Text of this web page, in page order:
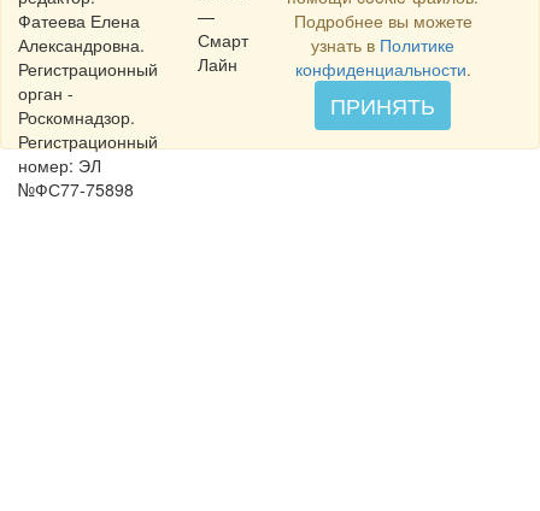
Фатеева Елена
Александровна.
Регистрационный
орган -
Роскомнадзор.
Регистрационный
номер: ЭЛ
№ФС77-75898
—
Смарт
Лайн
Подробнее вы можете
узнать в Политике
конфиденциальности.
ПРИНЯТЬ